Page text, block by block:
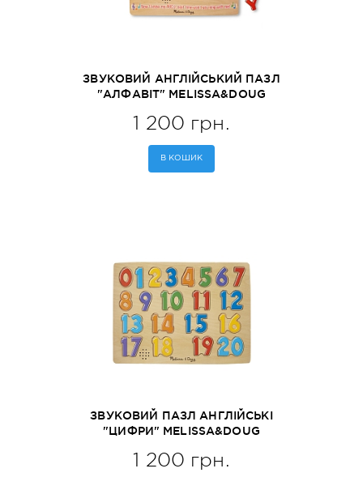
ЗВУКОВИЙ АНГЛІЙСЬКИЙ ПАЗЛ
"АЛФАВІТ" MELISSA&DOUG
1 200 грн.
В КОШИК
ЗВУКОВИЙ ПАЗЛ АНГЛІЙСЬКІ
"ЦИФРИ" MELISSA&DOUG
1 200 грн.